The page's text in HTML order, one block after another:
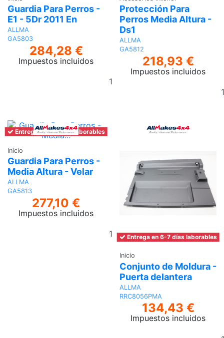
Guardia Para Perros -
E1 - 5Dr 2011 En
ALLMA
GA5803
284,28 €
Impuestos incluidos
Añadir
Protección Para
Perros Media Altura -
Ds1
ALLMA
GA5812
218,93 €
Impuestos incluidos
Entrega en 6-7 días laborables
Inicio
Guardia Para Perros -
Media Altura - Velar
ALLMA
GA5813
277,10 €
Impuestos incluidos
al
carrito
Entrega en 6-7 días laborables
Inicio
Conjunto de Moldura -
Puerta delantera
ALLMA
RRC8056PMA
134,43 €
Impuestos incluidos